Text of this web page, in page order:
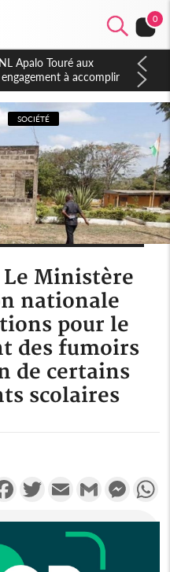
0
constitutionnelle en
un exclu d'avance
SOCIÉTÉ
Ministère
nationale
pour le
des fumoirs
de certains
scolaires
FacebookTwitterEmail Gmail